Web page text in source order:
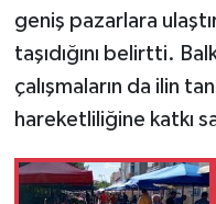
geniş pazarlara
taşıdığını belirtti.
çalışmaların da ilin
hareketliliğine katkı